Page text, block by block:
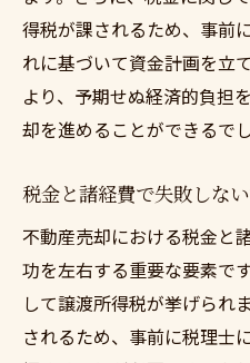
得税が課されるため、事前
れに基づいて資金計画を立
より、予期せぬ経済的負担
却を進めることができるでし
税金と諸経費で失敗しな
不動産売却における税金と
功を左右する重要な要素で
して譲渡所得税が挙げられ
されるため、事前に税理士